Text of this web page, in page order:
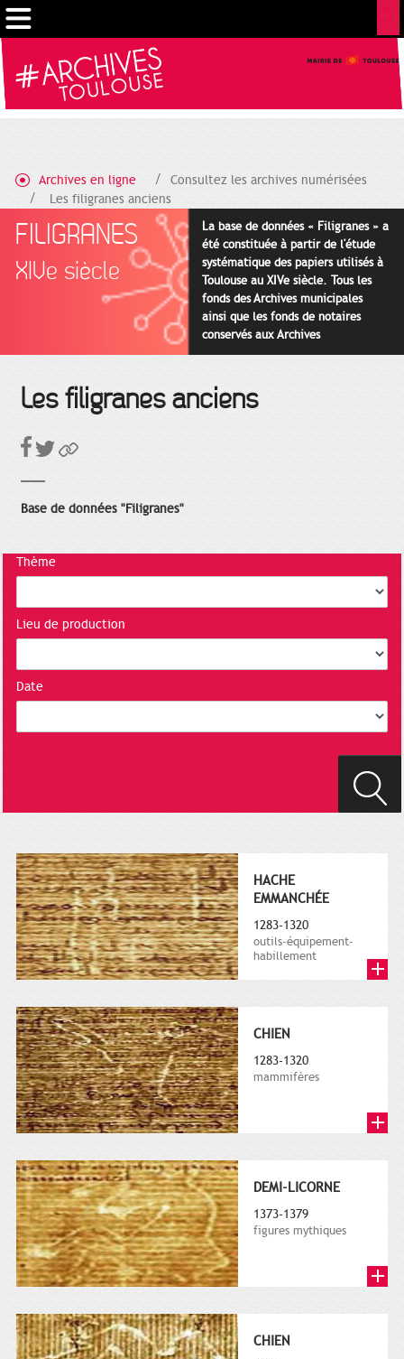
Archives en ligne
Consultez les archives numérisées
Les filigranes anciens
FILIGRANES
XIVe siècle
La base de données « Filigranes » a
été constituée à partir de l'étude
systématique des papiers utilisés à
Toulouse au XIVe siècle. Tous les
fonds des Archives municipales
ainsi que les fonds de notaires
conservés aux Archives
départementales pour cette
Les filigranes anciens
Base de données "Filigranes"
Thème
Lieu de production
Date
HACHE
EMMANCHÉE
1283-1320
outils-équipement-
habillement
CHIEN
1283-1320
mammifères
DEMI-LICORNE
1373-1379
figures mythiques
CHIEN
Gestion de vos préférences sur les cookies